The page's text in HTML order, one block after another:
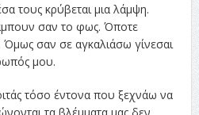
τους κρύβεται μια λάμψη.
σαν το φως. Όποτε
Όμως σαν σε αγκαλιάσω γίνεσαι
μου.
τόσο έντονα που ξεχνάω να
τα βλέμματα μας δεν